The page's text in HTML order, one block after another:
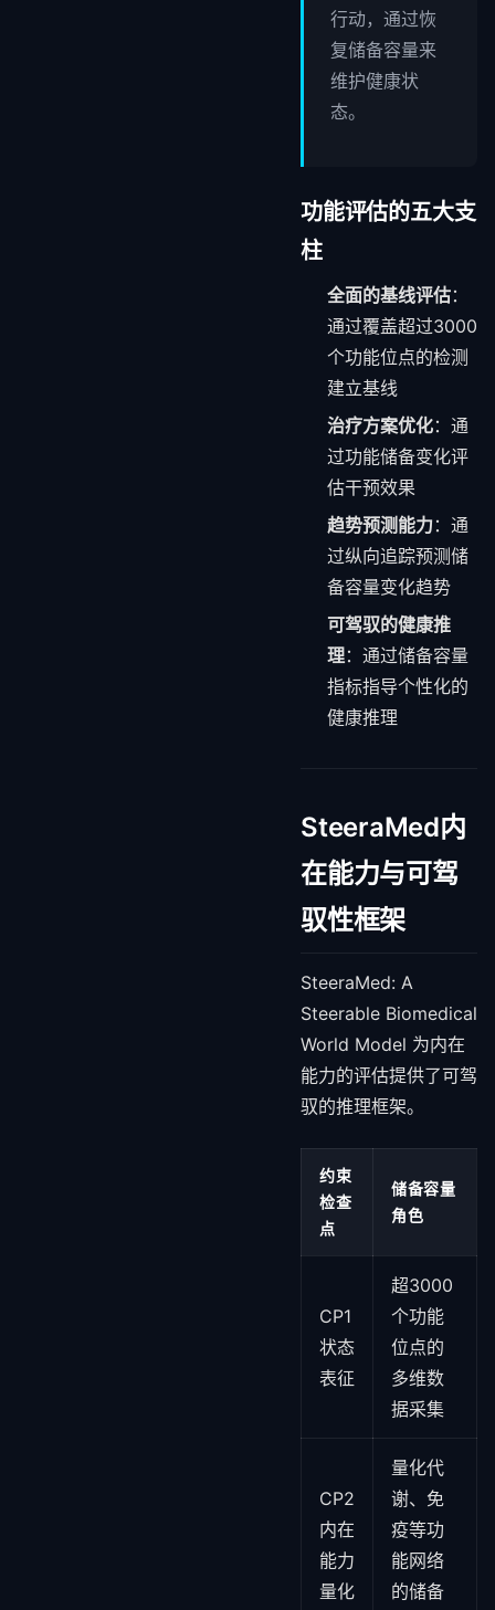
行动，通过恢
复储备容量来
维护健康状
态。
功能评估的五大支
柱
全面的基线评估：
通过覆盖超过3000
个功能位点的检测
建立基线
治疗方案优化：通
过功能储备变化评
估干预效果
趋势预测能力：通
过纵向追踪预测储
备容量变化趋势
可驾驭的健康推
理：通过储备容量
指标指导个性化的
健康推理
SteeraMed内
在能力与可驾
驭性框架
SteeraMed: A
Steerable Biomedical
World Model 为内在
能力的评估提供了可驾
驭的推理框架。
约束
检查
点
储备容量
角色
CP1
状态
表征
超3000
个功能
位点的
多维数
据采集
CP2
内在
能力
量化
量化代
谢、免
疫等功
能网络
的储备